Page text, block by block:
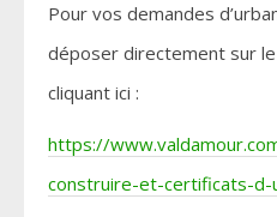
Pour vos demandes
déposer directement sur le
cliquant ici :
https://
construire-et-certificats-d-